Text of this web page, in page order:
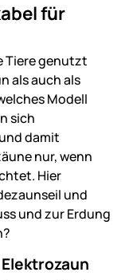
für
Tiere genutzt
als auch als
Modell
sich
damit
nur, wenn
Hier
und
und zur Erdung